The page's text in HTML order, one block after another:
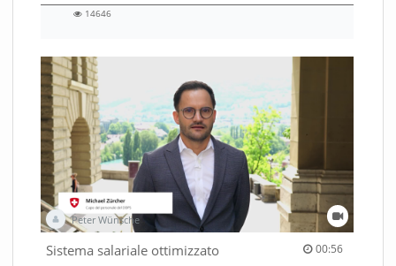
14646
Peter Wünsche
Sistema salariale ottimizzato 00:56
00:56 duration